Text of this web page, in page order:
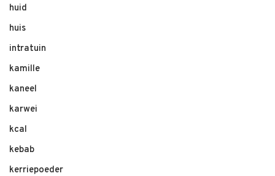
huid
huis
intratuin
kamille
kaneel
karwei
kcal
kebab
kerriepoeder